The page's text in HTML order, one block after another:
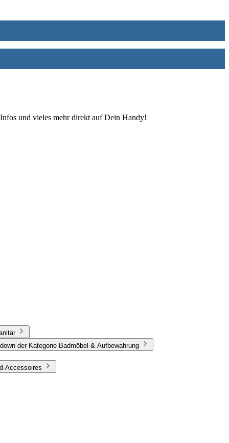
und vieles mehr direkt auf Dein Handy!
der Kategorie Badmöbel & Aufbewahrung
Accessoires